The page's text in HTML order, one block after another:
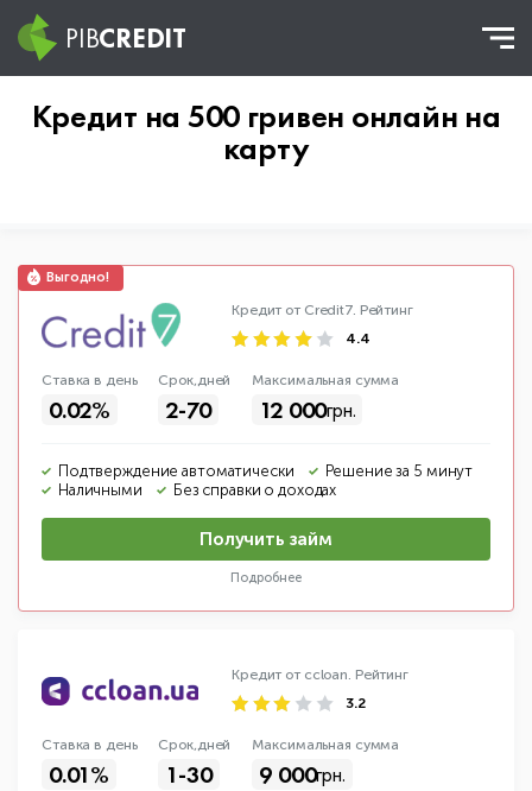
PIBCREDIT
Кредит на 500 гривен онлайн на
карту
Кредит от Credit7. Рейтинг
4.4
Ставка в день
0.02%
Срок,дней
2-70
Максимальная сумма
12 000грн.
Подтверждение автоматически
Решение за 5 минут
Наличными
Без справки о доходах
Получить займ
Подробнее
Кредит от ccloan. Рейтинг
3.2
Ставка в день
0.01%
Срок,дней
1-30
Максимальная сумма
9 000грн.